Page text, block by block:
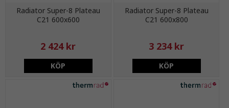
Radiator Super-8 Plateau
C21 600x600
2 424 kr
KÖP
Radiator Super-8 Plateau
C21 600x800
3 234 kr
KÖP